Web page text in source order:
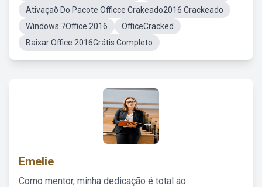
Ativaçaõ Do Pacote Officce Crakeado2016 Crackeado
Windows 7Office 2016
OfficeCracked
Baixar Office 2016Grátis Completo
Emelie
Como mentor, minha dedicação é total ao